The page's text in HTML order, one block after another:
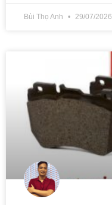
Bùi Thọ Anh 29/07/2026